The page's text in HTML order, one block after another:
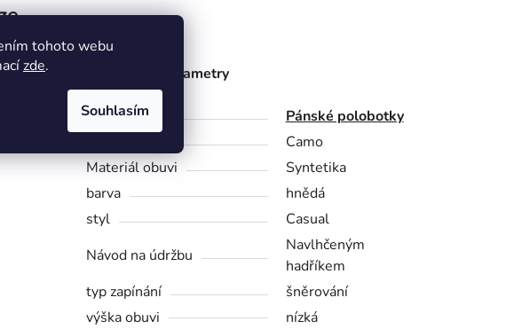
tohoto webu
zde.
Souhlasím
Doplňkové parametry
Kategorie
Pánské polobotky
Camo
Materiál obuvi
Syntetika
barva
hnědá
styl
Casual
Návod na údržbu
Navlhčeným
hadříkem
typ zapínání
šněrování
výška obuvi
nízká